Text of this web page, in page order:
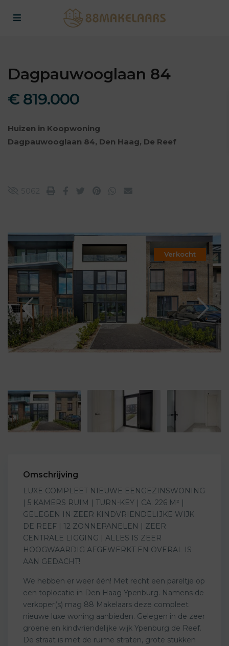
Dagpauwooglaan 84
€ 819.000
Huizen in Koopwoning
Dagpauwooglaan 84, Den Haag, De Reef
5062
Verkocht
Omschrijving
LUXE COMPLEET NIEUWE EENGEZINSWONING
| 5 KAMERS RUIM | TURN-KEY | CA. 226 M² |
GELEGEN IN ZEER KINDVRIENDELIJKE WIJK
DE REEF | 12 ZONNEPANELEN | ZEER
CENTRALE LIGGING | ALLES IS ZEER
HOOGWAARDIG AFGEWERKT EN OVERAL IS
AAN GEDACHT!
We hebben er weer één! Met recht een pareltje op
een toplocatie in Den Haag Ypenburg. Namens de
verkoper(s) mag 88 Makelaars deze compleet
nieuwe luxe woning aanbieden. Gelegen in de zeer
groene en kindvriendelijke wijk Ypenburg de Reef.
De straat is met de ruime straten, grote stukken